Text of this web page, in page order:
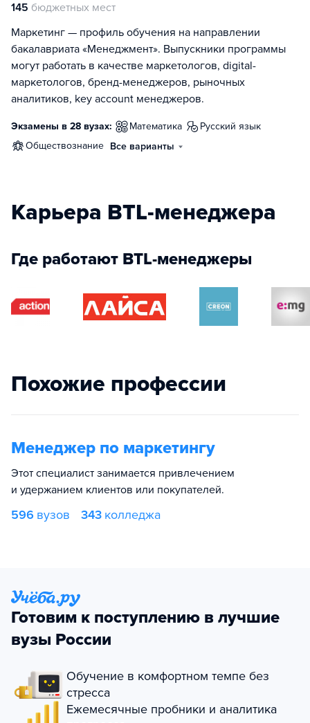
145 бюджетных мест
Маркетинг — профиль обучения на направлении
бакалавриата «Менеджмент». Выпускники программы
могут работать в качестве маркетологов, digital-
маркетологов, бренд-менеджеров, рыночных
аналитиков, key account менеджеров.
Экзамены в 28 вузах: математика
русский язык
обществознание Все варианты
Карьера BTL-менеджера
Где работают BTL-менеджеры
Похожие профессии
Менеджер по маркетингу
Этот специалист занимается привлечением
и удержанием клиентов или покупателей.
596 вузов 343 колледжа
Готовим к поступлению в лучшие
вузы России
Обучение в комфортном темпе без
стресса
Ежемесячные пробники и аналитика